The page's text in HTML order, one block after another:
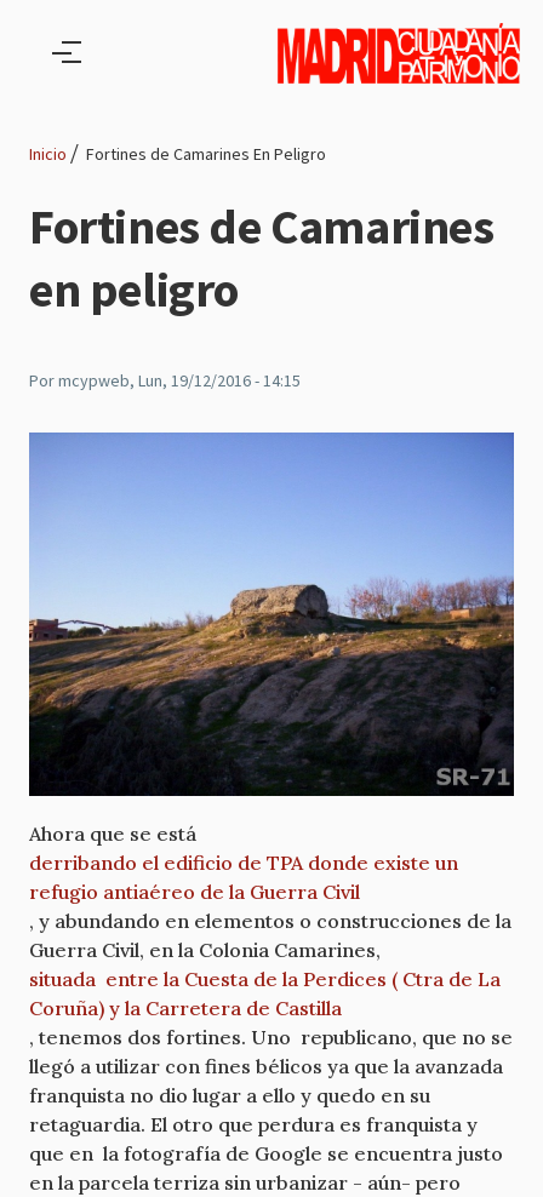
Ruta
de
navegación
Inicio Fortines de Camarines En Peligro
Fortines de Camarines
en peligro
Pormcypweb, Lun, 19/12/2016 - 14:15
Ahora que se está
derribando el edificio de TPA donde existe un
refugio antiaéreo de la Guerra Civil
, y abundando en elementos o construcciones de la
Guerra Civil, en la Colonia Camarines,
situada entre la Cuesta de la Perdices ( Ctra de La
Coruña) y la Carretera de Castilla
, tenemos dos fortines. Uno republicano, que no se
llegó a utilizar con fines bélicos ya que la avanzada
franquista no dio lugar a ello y quedo en su
retaguardia. El otro que perdura es franquista y
que en la fotografía de Google se encuentra justo
en la parcela terriza sin urbanizar - aún- pero